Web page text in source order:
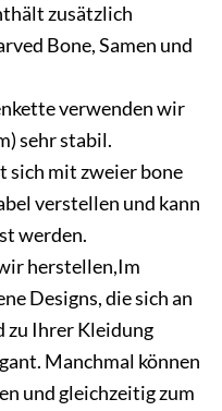
zusätzlich
Bone, Samen und
verwenden wir
sehr stabil.
sich mit zweier bone
verstellen und kann
werden.
herstellen,Im
Designs, die sich an
zu Ihrer Kleidung
Manchmal können
und gleichzeitig zum